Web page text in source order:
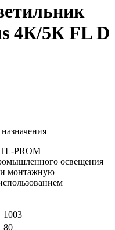
4К/5К FL D
PROM
освещения
монтажную
1003
80